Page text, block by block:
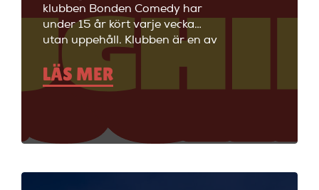
klubben Bonden Comedy har
under 15 år kört varje vecka
utan uppehåll. Klubben är en av
Stockholms äldsta
standupklubbar och är känd för
att ha de bästa komikerna i
välkommen till Big Ben Stand
LÄS MER